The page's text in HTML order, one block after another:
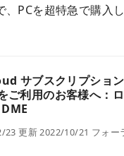
PCを超特急で購入し
サブスクリプショ
ご利用のお客様へ：
更新 2022/10/21 フォー